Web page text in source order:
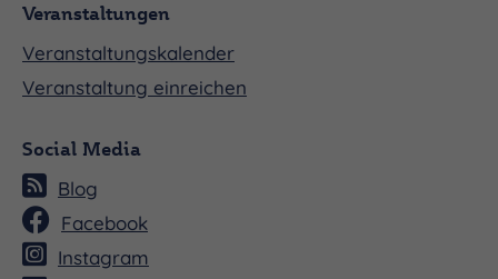
Veranstaltungen
Veranstaltungskalender
Veranstaltung einreichen
Social Media
Blog
Facebook
Instagram